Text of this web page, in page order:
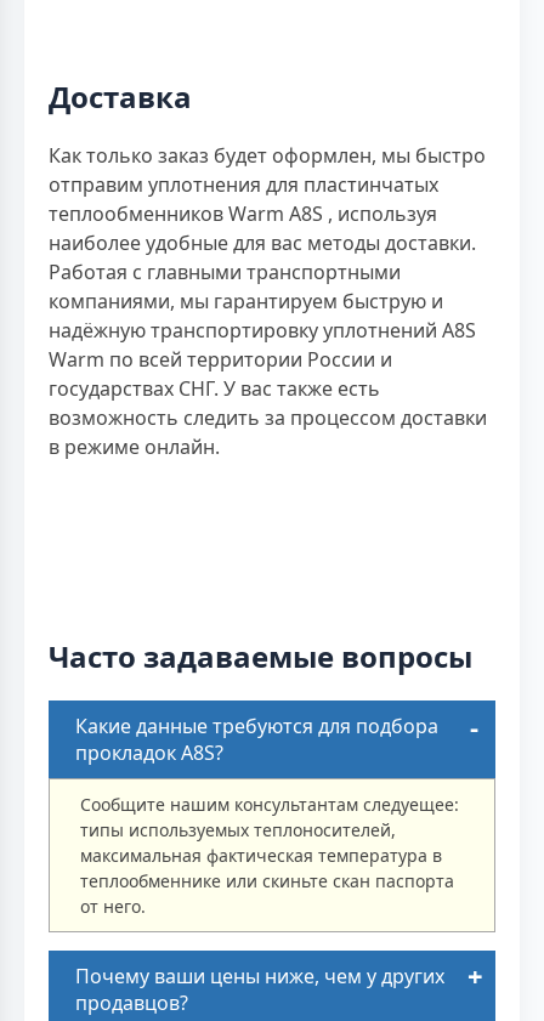
Доставка
Как только заказ будет оформлен, мы быстро
отправим уплотнения для пластинчатых
теплообменников Warm A8S , используя
наиболее удобные для вас методы доставки.
Работая с главными транспортными
компаниями, мы гарантируем быструю и
надёжную транспортировку уплотнений A8S
Warm по всей территории России и
государствах СНГ. У вас также есть
возможность следить за процессом доставки
в режиме онлайн.
Часто задаваемые вопросы
Какие данные требуются для подбора
прокладок A8S?
Сообщите нашим консультантам следуещее:
типы используемых теплоносителей,
максимальная фактическая температура в
теплообменнике или скиньте скан паспорта
от него.
Почему ваши цены ниже, чем у других
продавцов?